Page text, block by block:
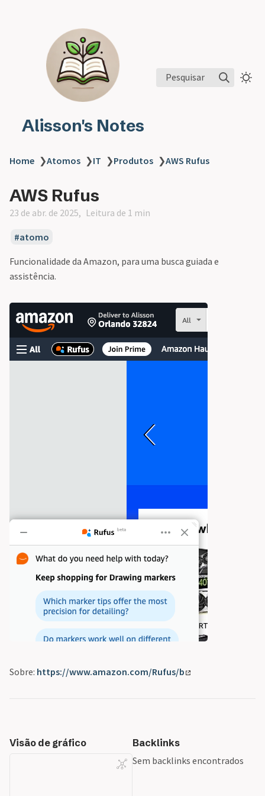
Alisson's Notes
Pesquisar
Home ❯Atomos ❯IT ❯Produtos ❯AWS Rufus
AWS Rufus
23 de abr. de 2025 Leitura de 1 min
atomo
Funcionalidade da Amazon, para uma busca guiada e
assistência.
Sobre: https://www.amazon.com/Rufus/b
Visão de gráfico
Backlinks
Sem backlinks encontrados